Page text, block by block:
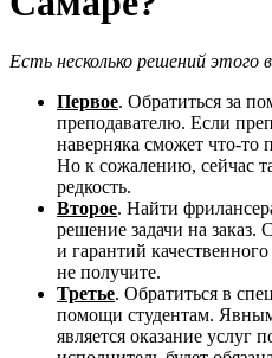
Есть несколько решений этого
Первое. Обратиться за
преподавателю. Если
наверняка сможет что-то
Но к сожалению, сейчас
редкость.
Второе. Найти
решение задачи на заказ.
и гарантий
не получите.
Третье. Обратиться в
помощи студентам.
является оказание услуг